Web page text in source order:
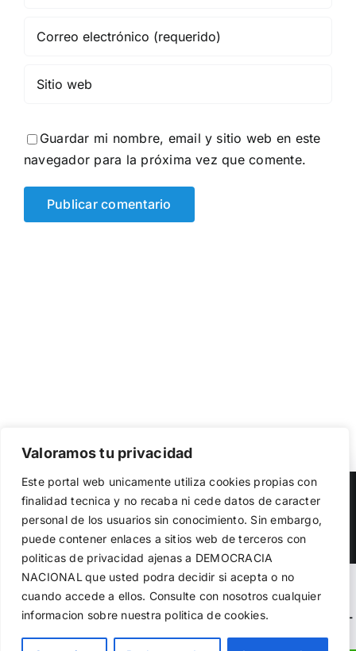
Valoramos tu privacidad
Este portal web unicamente utiliza cookies propias con
finalidad tecnica y no recaba ni cede datos de caracter
personal de los usuarios sin conocimiento. Sin embargo,
puede contener enlaces a sitios web de terceros con
politicas de privacidad ajenas a DEMOCRACIA
NACIONAL que usted podra decidir si acepta o no
cuando accede a ellos. Consulte con nosotros cualquier
informacion sobre nuestra politica de cookies.
Guardar mi nombre, email y sitio web en este
navegador para la próxima vez que comente.
Copyright 2023 |Democracia Nacional | All Rights Reserved
Facebook
TwitterInstagram
Warning: Undefined variable $visibility_homepage in
/home/demopwcr/public_html/wp-content/plugins/kn-
mobile-sharebar/kn_mobile_sharebar.phpon line71
el funcionamiento de la web, medir su uso y mejorar
nuestros servicios. Puede aceptar todas las cookies,
rechazar las no necesarias o configurar sus preferencias.
Política de cookies
Aceptar todo
Rechazar